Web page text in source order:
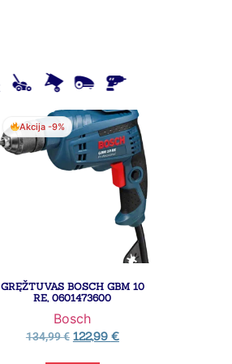
Akcija -9%
GRĘŽTUVAS BOSCH GBM 10
RE, 0601473600
Bosch
134,99€ 122,99 €